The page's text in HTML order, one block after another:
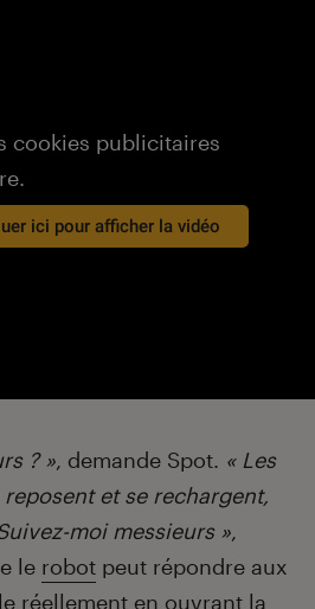
cookies publicitaires
ici pour afficher la vidéo
? », demande Spot. « Les
et se rechargent,
moi messieurs »,
le robot peut répondre aux
réellement en ouvrant la